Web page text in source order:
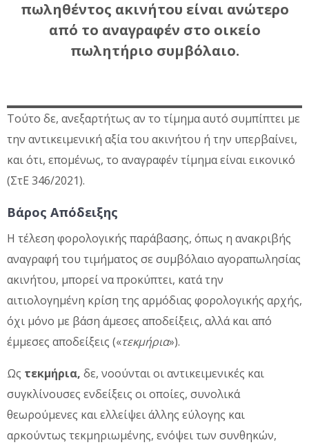
πωληθέντος ακινήτου είναι ανώτερο
από το αναγραφέν στο οικείο
πωλητήριο συμβόλαιο.
Τούτο δε, ανεξαρτήτως αν το τίμημα αυτό συμπίπτει με
την αντικειμενική αξία του ακινήτου ή την υπερβαίνει,
και ότι, επομένως, το αναγραφέν τίμημα είναι εικονικό
(ΣτΕ 346/2021).
Βάρος Απόδειξης
Η τέλεση φορολογικής παράβασης, όπως η ανακριβής
αναγραφή του τιμήματος σε συμβόλαιο αγοραπωλησίας
ακινήτου, μπορεί να προκύπτει, κατά την
αιτιολογημένη κρίση της αρμόδιας φορολογικής αρχής,
όχι μόνο με βάση άμεσες αποδείξεις, αλλά και από
έμμεσες αποδείξεις («τεκμήρια»).
Ως τεκμήρια, δε, νοούνται οι αντικειμενικές και
συγκλίνουσες ενδείξεις οι οποίες, συνολικά
θεωρούμενες και ελλείψει άλλης εύλογης και
αρκούντως τεκμηριωμένης, ενόψει των συνθηκών,